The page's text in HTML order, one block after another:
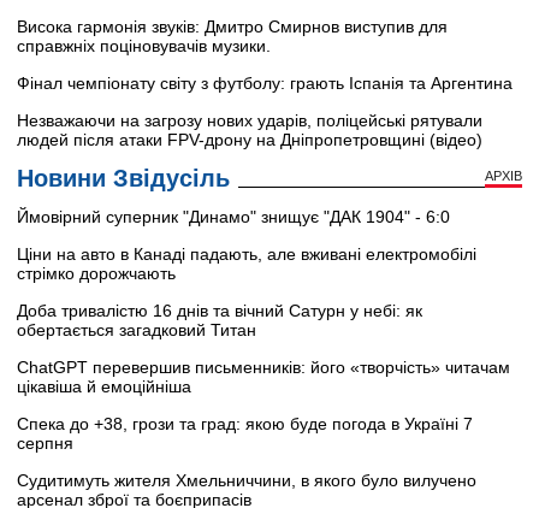
Висока гармонія звуків: Дмитро Смирнов виступив для
справжніх поціновувачів музики.
Фінал чемпіонату світу з футболу: грають Іспанія та Аргентина
Незважаючи на загрозу нових ударів, поліцейські рятували
людей після атаки FPV-дрону на Дніпропетровщині (відео)
Новини Звідусіль АРХІВ
Ймовірний суперник "Динамо" знищує "ДАК 1904" - 6:0
Ціни на авто в Канаді падають, але вживані електромобілі
стрімко дорожчають
Доба тривалістю 16 днів та вічний Сатурн у небі: як
обертається загадковий Титан
ChatGPT перевершив письменників: його «творчість» читачам
цікавіша й емоційніша
Спека до +38, грози та град: якою буде погода в Україні 7
серпня
Судитимуть жителя Хмельниччини, в якого було вилучено
арсенал зброї та боєприпасів